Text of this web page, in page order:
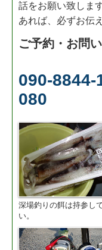
話をお願い致しま
あれば、必ずお伝
ご予約・お問
090-8844-
080
深場釣りの餌は持参し
い。